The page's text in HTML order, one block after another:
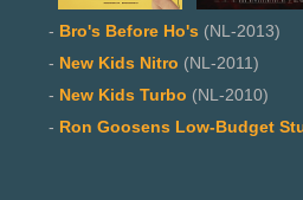
- Bro's Before Ho's (NL-2013)
- New Kids Nitro (NL-2011)
- New Kids Turbo (NL-2010)
- Ron Goosens Low-Budget